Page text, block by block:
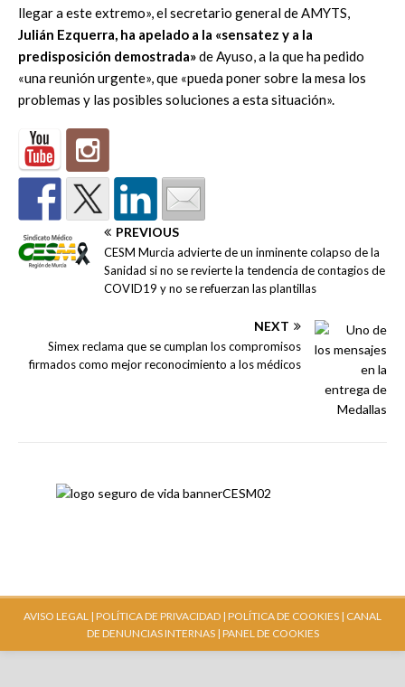
llegar a este extremo», el secretario general de AMYTS,
Julián Ezquerra, ha apelado a la «sensatez y a la
predisposición demostrada»de Ayuso, a la que ha pedido
«una reunión urgente», que «pueda poner sobre la mesa los
problemas y las posibles soluciones a esta situación».
PREVIOUS
CESM Murcia advierte de un inminente colapso de la
Sanidad si no se revierte la tendencia de contagios de
COVID19 y no se refuerzan las plantillas
NEXT
Simex reclama que se cumplan los compromisos
firmados como mejor reconocimiento a los médicos
AVISO LEGAL | POLÍTICA DE PRIVACIDAD | POLÍTICA DE COOKIES | CANAL
DE DENUNCIAS INTERNAS| PANEL DE COOKIES